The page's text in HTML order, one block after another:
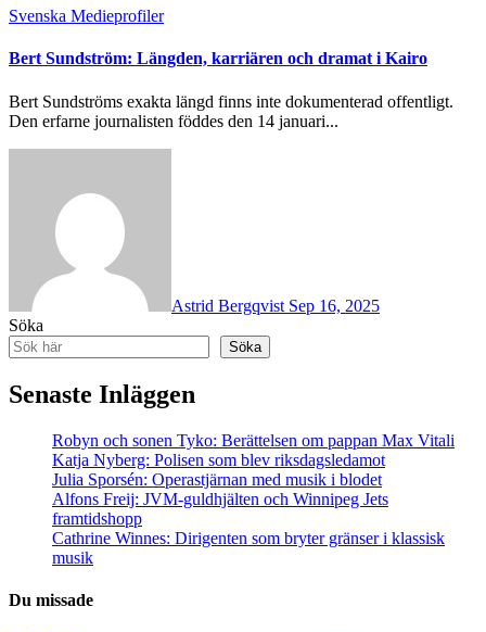
Svenska Medieprofiler
Bert Sundström: Längden, karriären och dramat i Kairo
Bert Sundströms exakta längd finns inte dokumenterad offentligt.
Den erfarne journalisten föddes den 14 januari...
Astrid Bergqvist Sep 16, 2025
Söka
Söka
Senaste Inläggen
Robyn och sonen Tyko: Berättelsen om pappan Max Vitali
Katja Nyberg: Polisen som blev riksdagsledamot
Julia Sporsén: Operastjärnan med musik i blodet
Alfons Freij: JVM-guldhjälten och Winnipeg Jets
framtidshopp
Cathrine Winnes: Dirigenten som bryter gränser i klassisk
musik
Du missade